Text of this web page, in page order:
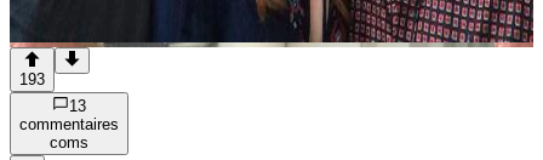
193
13
commentaires
coms